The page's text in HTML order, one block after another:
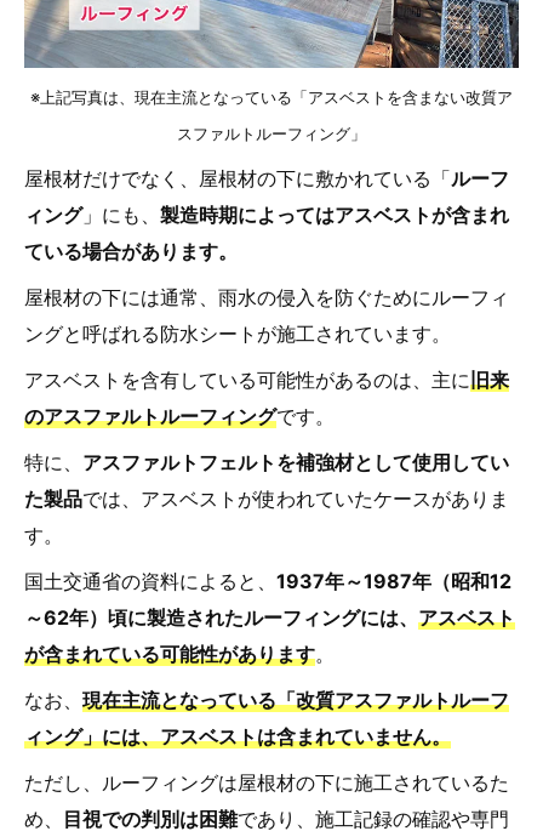
※上記写真は、現在主流となっている「アスベストを含まない改質ア
スファルトルーフィング」
屋根材だけでなく、屋根材の下に敷かれている「ルーフ
ィング」にも、製造時期によってはアスベストが含まれ
ている場合があります。
屋根材の下には通常、雨水の侵入を防ぐためにルーフィ
ングと呼ばれる防水シートが施工されています。
アスベストを含有している可能性があるのは、主に旧来
のアスファルトルーフィングです。
特に、 アスファルトフェルトを補強材として使用してい
た製品では、アスベストが使われていたケースがありま
す。
国土交通省の資料によると、1937年～1987年（昭和12
～62年）頃に製造されたルーフィングには、アスベスト
が含まれている可能性があります。
なお、現在主流となっている「改質アスファルトルーフ
ィング」には、アスベストは含まれていません。
ただし、ルーフィングは屋根材の下に施工されているた
め、 目視での判別は困難であり、施工記録の確認や専門